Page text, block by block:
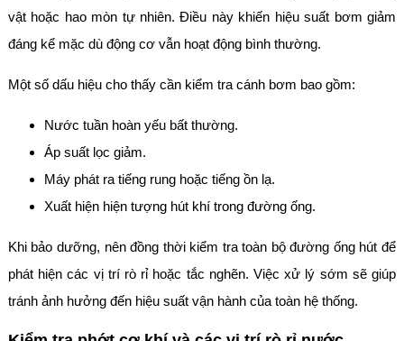
vật hoặc hao mòn tự nhiên. Điều này khiến hiệu suất bơm giảm
đáng kể mặc dù động cơ vẫn hoạt động bình thường.
Một số dấu hiệu cho thấy cần kiểm tra cánh bơm bao gồm:
Nước tuần hoàn yếu bất thường.
Áp suất lọc giảm.
Máy phát ra tiếng rung hoặc tiếng ồn lạ.
Xuất hiện hiện tượng hút khí trong đường ống.
Khi bảo dưỡng, nên đồng thời kiểm tra toàn bộ đường ống hút để
phát hiện các vị trí rò rỉ hoặc tắc nghẽn. Việc xử lý sớm sẽ giúp
tránh ảnh hưởng đến hiệu suất vận hành của toàn hệ thống.